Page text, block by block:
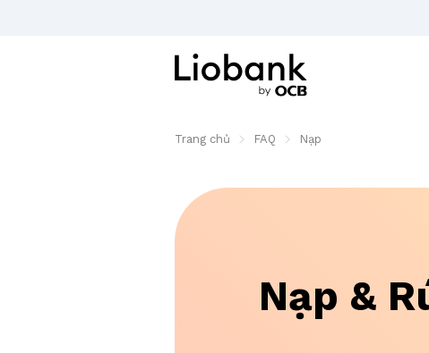
Trang chủ FAQ Nạp
Nạp &